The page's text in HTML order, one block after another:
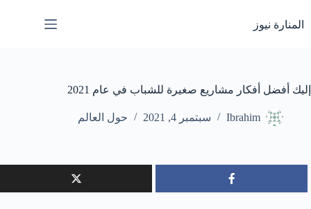
إلى
المحتوى
المنارة نيوز
إليك أفضل أفكار مشاريع صغيرة للشباب في عام 2021
Ibrahim سبتمبر 4, 2021 حول العالم